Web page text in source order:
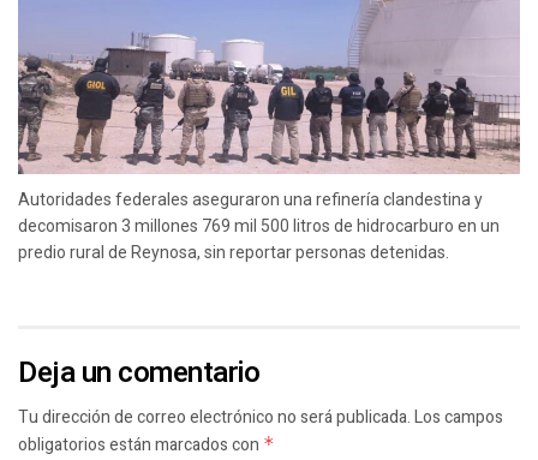
Autoridades federales aseguraron una refinería clandestina y
decomisaron 3 millones 769 mil 500 litros de hidrocarburo en un
predio rural de Reynosa, sin reportar personas detenidas.
Deja un comentario
Tu dirección de correo electrónico no será publicada.Los campos
obligatorios están marcados con *